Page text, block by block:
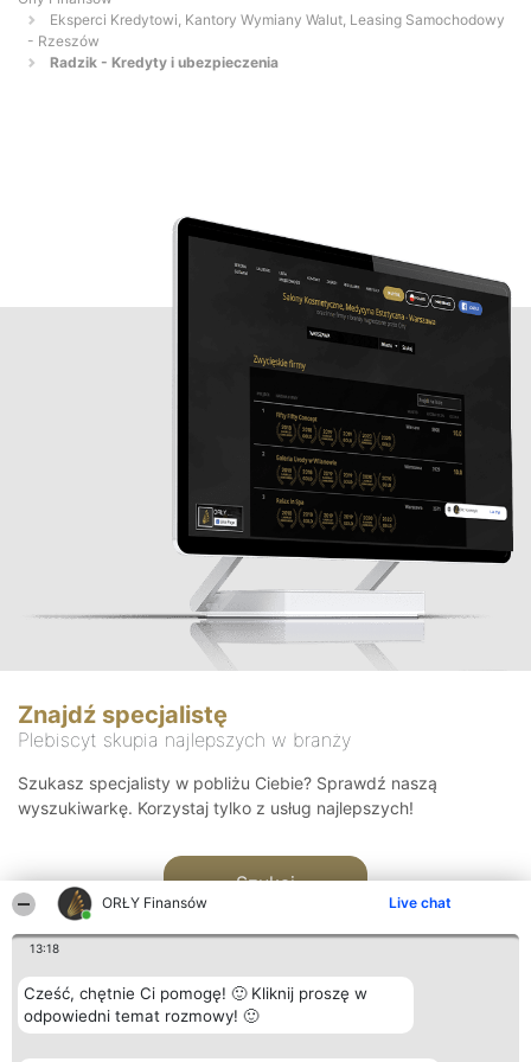
ORŁY Finansów Live chat
13:18
Cześć, chętnie Ci pomogę! 🙂 Kliknij proszę w
odpowiedni temat rozmowy! 🙂
Eksperci Kredytowi, Kantory Wymiany Walut, Leasing Samochodowy
- Rzeszów
Radzik - Kredyty i ubezpieczenia
Znajdź specjalistę
Plebiscyt skupia najlepszych w branży
Szukasz specjalisty w pobliżu Ciebie? Sprawdź naszą
wyszukiwarkę. Korzystaj tylko z usług najlepszych!
Szukaj
Organizator plebiscytu Plebiscyt Kontakt